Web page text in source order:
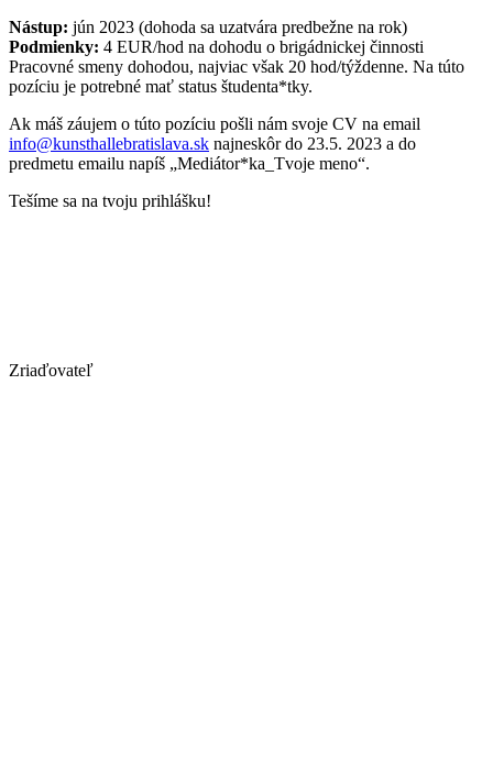
Nástup: jún 2023 (dohoda sa uzatvára predbežne na rok)
Podmienky: 4 EUR/hod na dohodu o brigádnickej činnosti
Pracovné smeny dohodou, najviac však 20 hod/týždenne. Na túto
pozíciu je potrebné mať status študenta*tky.
Ak máš záujem o túto pozíciu pošli nám svoje CV na email
info@kunsthallebratislava.sk najneskôr do 23.5. 2023 a do
predmetu emailu napíš „Mediátor*ka_Tvoje meno“.
Tešíme sa na tvoju prihlášku!
Zriaďovateľ